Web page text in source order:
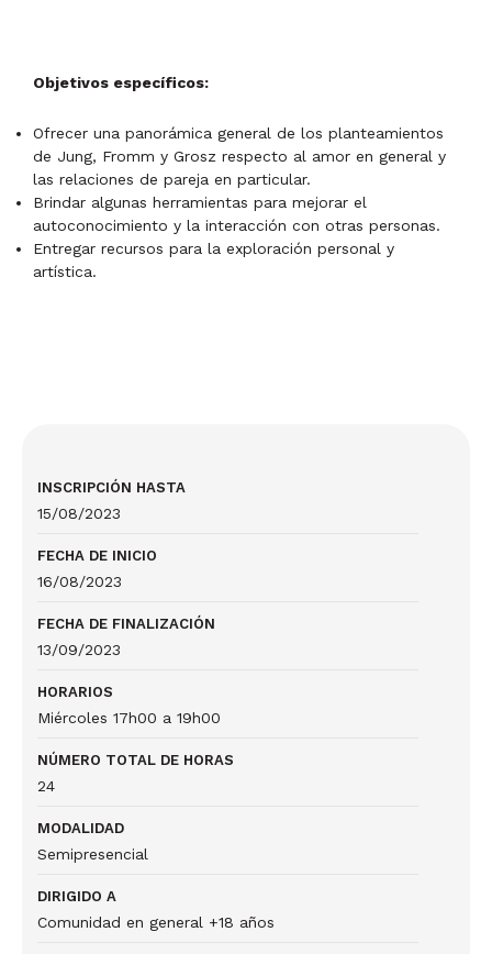
Objetivos específicos:
Ofrecer una panorámica general de los planteamientos
de Jung, Fromm y Grosz respecto al amor en general y
las relaciones de pareja en particular.
Brindar algunas herramientas para mejorar el
autoconocimiento y la interacción con otras personas.
Entregar recursos para la exploración personal y
artística.
INSCRIPCIÓN HASTA
15/08/2023
FECHA DE INICIO
16/08/2023
FECHA DE FINALIZACIÓN
13/09/2023
HORARIOS
Miércoles 17h00 a 19h00
NÚMERO TOTAL DE HORAS
24
MODALIDAD
Semipresencial
DIRIGIDO A
Comunidad en general +18 años